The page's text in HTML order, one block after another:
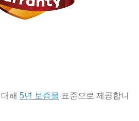
해 5년 보증을 표준으로 제공합니